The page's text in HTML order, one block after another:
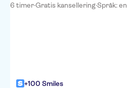
6 timer·Gratis kansellering·Språk: en
+100 Smiles